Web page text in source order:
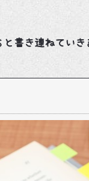
書き連ねていき